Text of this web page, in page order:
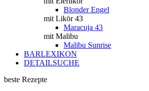
Blonder Engel
mit Likör 43
Maracuja 43
mit Malibu
Malibu Sunrise
BARLEXIKON
DETAILSUCHE
beste Rezepte